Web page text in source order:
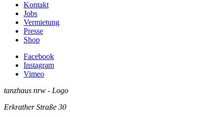
Kontakt
Jobs
Vermietung
Presse
Shop
Facebook
Instagram
Vimeo
tanzhaus nrw - Logo
Erkrather Straße 30